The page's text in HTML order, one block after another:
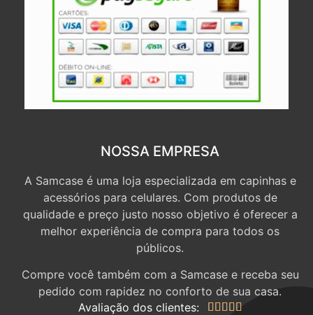
NOSSA EMPRESA
A Samcase é uma loja especializada em capinhas e
acessórios para celulares. Com produtos de
qualidade e preço justo nosso objetivo é oferecer a
melhor experiência de compra para todos os
públicos.
Compre você também com a Samcase e receba seu
pedido com rapidez no conforto de sua casa.
Avaliação dos clientes:
    